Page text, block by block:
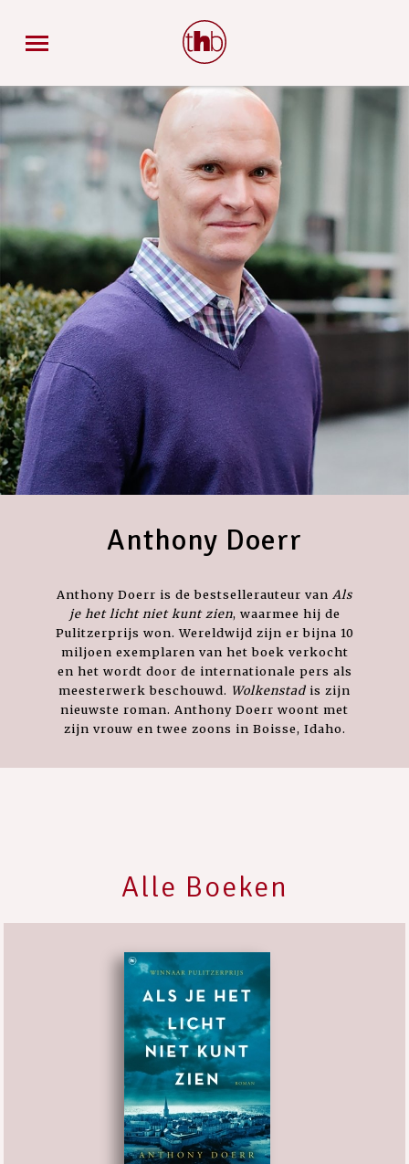
Anthony Doerr
Anthony Doerr is de bestsellerauteur van Als
je het licht niet kunt zien, waarmee hij de
Pulitzerprijs won. Wereldwijd zijn er bijna 10
miljoen exemplaren van het boek verkocht
en het wordt door de internationale pers als
meesterwerk beschouwd. Wolkenstad is zijn
nieuwste roman. Anthony Doerr woont met
zijn vrouw en twee zoons in Boisse, Idaho.
Alle Boeken